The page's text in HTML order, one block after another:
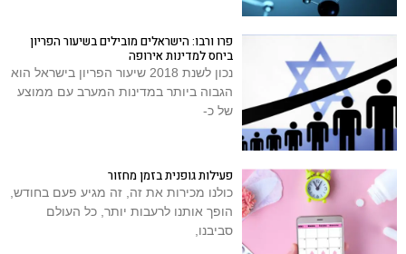
פרו ורבו: הישראלים מובילים בשיעור הפריון
ביחס למדינות אירופה
נכון לשנת 2018 שיעור הפריון בישראל הוא
הגבוה ביותר במדינות המערב עם ממוצע
של כ-
פעילות גופנית בזמן מחזור
כולנו מכירות את זה, זה מגיע פעם בחודש,
הופך אותנו לרעבות יותר, כל העולם
סביבנו,